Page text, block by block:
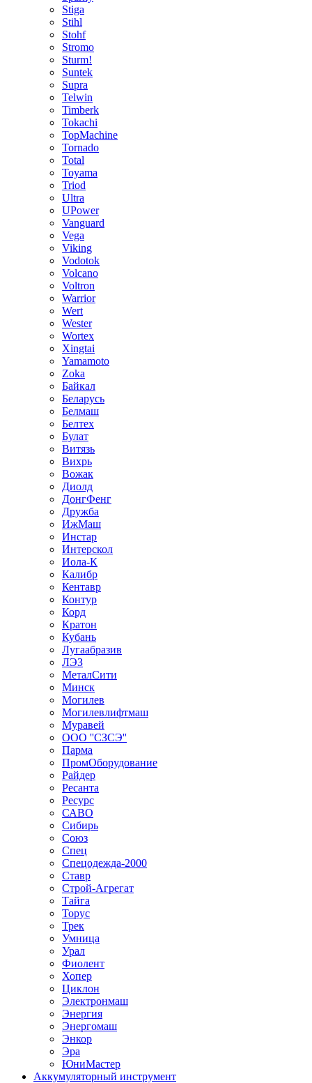
Stiga
Stihl
Stohf
Stromo
Sturm!
Suntek
Supra
Telwin
Timberk
Tokachi
TopMachine
Tornado
Total
Toyama
Triod
Ultra
UPower
Vanguard
Vega
Viking
Vodotok
Volcano
Voltron
Warrior
Wert
Wester
Wortex
Xingtai
Yamamoto
Zoka
Байкал
Беларусь
Белмаш
Белтех
Булат
Витязь
Вихрь
Вожак
Диолд
ДонгФенг
Дружба
ИжМаш
Инстар
Интерскол
Иола-К
Калибр
Кентавр
Контур
Корд
Кратон
Кубань
Лугаабразив
ЛЭЗ
МеталСити
Минск
Могилев
Могилевлифтмаш
Муравей
ООО ''СЗСЭ''
Парма
ПромОборудование
Райдер
Ресанта
Ресурс
САВО
Сибирь
Союз
Спец
Спецодежда-2000
Ставр
Строй-Агрегат
Тайга
Торус
Трек
Умница
Урал
Фиолент
Хопер
Циклон
Электронмаш
Энергия
Энергомаш
Энкор
Эра
ЮниМастер
Аккумуляторный инструмент